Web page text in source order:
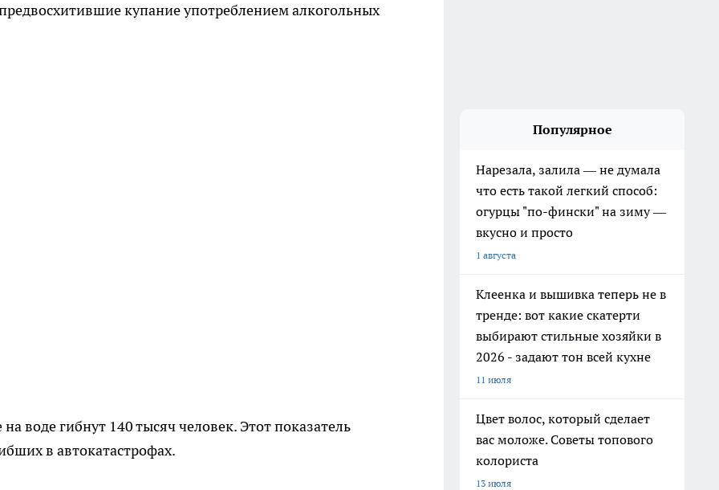
купание употреблением алкогольных
воде гибнут 140 тысяч человек. Этот показатель
в автокатастрофах.
Популярное
Нарезала, залила — не думала
что есть такой легкий способ:
огурцы "по-фински" на зиму —
вкусно и просто
1 августа
Клеенка и вышивка теперь не в
тренде: вот какие скатерти
выбирают стильные хозяйки в
2026 - задают тон всей кухне
11 июля
Цвет волос, который сделает
вас моложе. Советы топового
колориста
13 июля